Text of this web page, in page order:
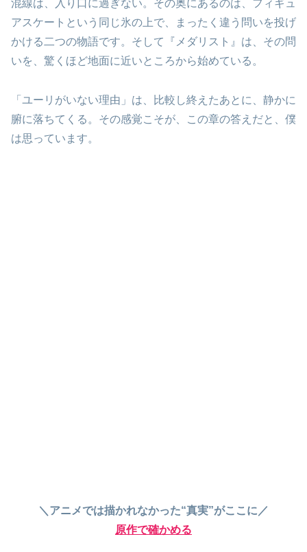
混線は、入り口に過ぎない。その奥にあるのは、フィギュ
アスケートという同じ氷の上で、まったく違う問いを投げ
かける二つの物語です。そして『メダリスト』は、その問
いを、驚くほど地面に近いところから始めている。
「ユーリがいない理由」は、比較し終えたあとに、静かに
腑に落ちてくる。その感覚こそが、この章の答えだと、僕
は思っています。
＼アニメでは描かれなかった“真実”がここに／
原作で確かめる